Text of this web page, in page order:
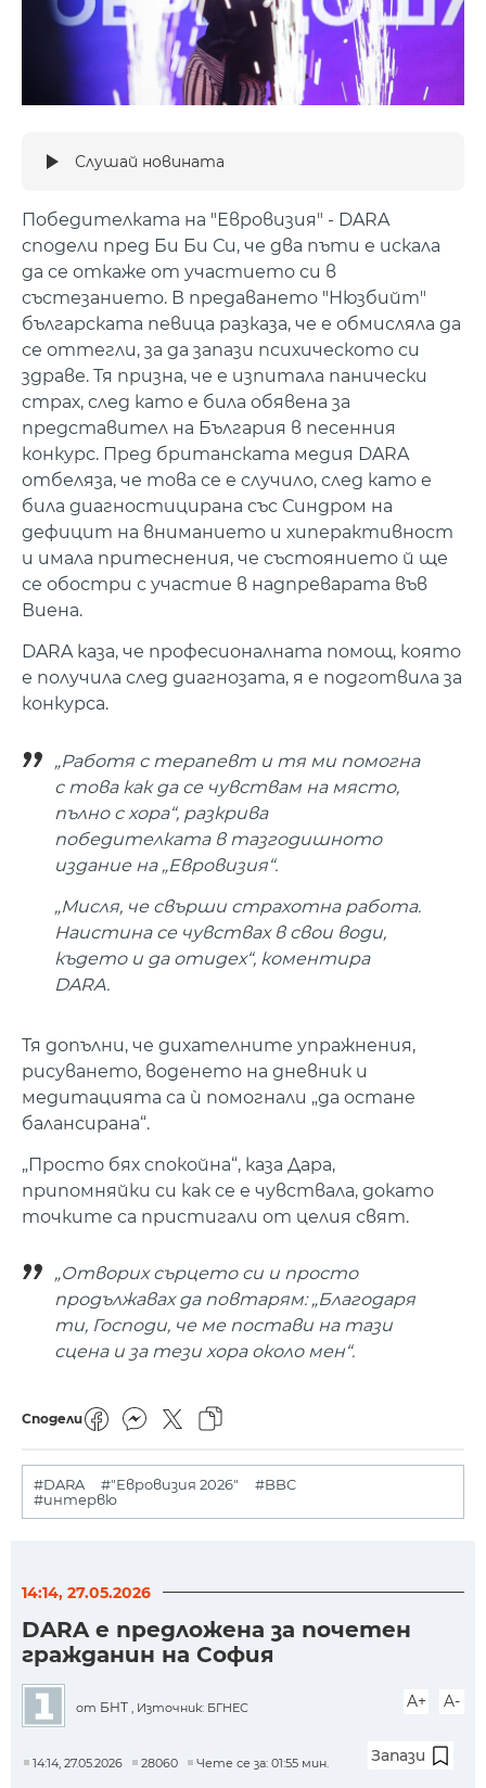
Слушай новината
Победителката на "Евровизия" - DARA
сподели пред Би Би Си, че два пъти е искала
да се откаже от участието си в
състезанието. В предаването "Нюзбийт"
българската певица разказа, че е обмисляла да
се оттегли, за да запази психическото си
здраве. Тя призна, че е изпитала панически
страх, след като е била обявена за
представител на България в песенния
конкурс. Пред британската медия DARA
отбеляза, че това се е случило, след като е
била диагностицирана със Синдром на
дефицит на вниманието и хиперактивност
и имала притеснения, че състоянието й ще
се обостри с участие в надпреварата във
Виена.
DARA каза, че професионалната помощ, която
е получила след диагнозата, я е подготвила за
конкурса.
„Работя с терапевт и тя ми помогна
с това как да се чувствам на място,
пълно с хора“, разкрива
победителката в тазгодишното
издание на „Евровизия“.
„Мисля, че свърши страхотна работа.
Наистина се чувствах в свои води,
където и да отидех“, коментира
DARA.
Тя допълни, че дихателните упражнения,
рисуването, воденето на дневник и
медитацията са ѝ помогнали „да остане
балансирана“.
„Просто бях спокойна“, каза Дара,
припомняйки си как се е чувствала, докато
точките са пристигали от целия свят.
„Отворих сърцето си и просто
продължавах да повтарям: „Благодаря
ти, Господи, че ме постави на тази
сцена и за тези хора около мен“.
Сподели
#DARA #"Евровизия 2026"
#BBC
#интервю
14:14, 27.05.2026
DARA е предложена за почетен
гражданин на София
от БНТ , Източник: БГНЕС A+ A-
14:14, 27.05.2026 28060 Чете се за: 01:55 мин. Запази